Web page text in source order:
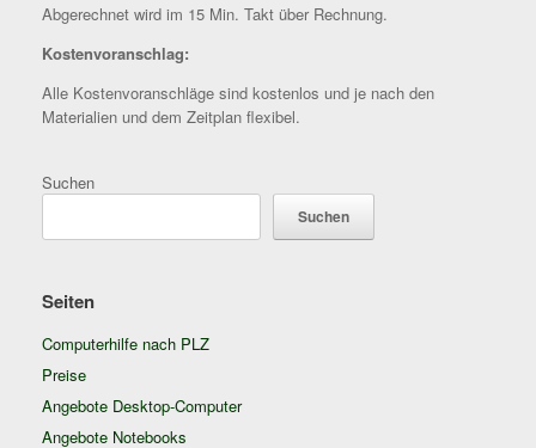
Abgerechnet wird im 15 Min. Takt über Rechnung.
Kostenvoranschlag:
Alle Kostenvoranschläge sind kostenlos und je nach den
Materialien und dem Zeitplan flexibel.
Suchen
Suchen
Seiten
Computerhilfe nach PLZ
Preise
Angebote Desktop-Computer
Angebote Notebooks